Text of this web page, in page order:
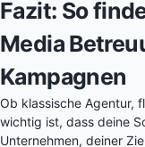
Fazit: So
Media
Kampagnen
Ob klassische Agentur,
wichtig ist, dass deine
Unternehmen, deiner